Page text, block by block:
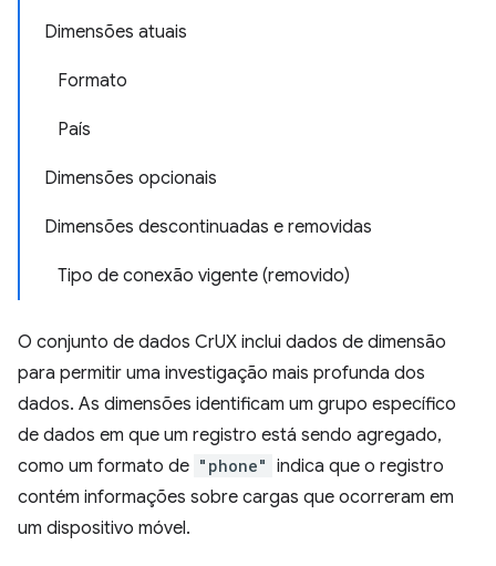
Dimensões atuais
Formato
País
Dimensões opcionais
Dimensões descontinuadas e removidas
Tipo de conexão vigente (removido)
O conjunto de dados CrUX inclui dados de dimensão
para permitir uma investigação mais profunda dos
dados. As dimensões identificam um grupo específico
de dados em que um registro está sendo agregado,
como um formato de "phone" indica que o registro
contém informações sobre cargas que ocorreram em
um dispositivo móvel.